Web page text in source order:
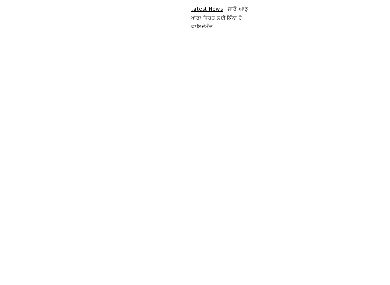
latest News
ਜਾਣੋ ਆਲੂ
ਖਾਣਾ ਸਿਹਤ ਲਈ ਕਿੰਨਾ ਹੈ
ਫਾਇਦੇਮੰਦ